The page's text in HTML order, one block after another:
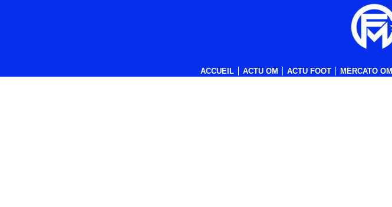
ACCUEIL ACTU OM ACTU FOOT MERCATO OM